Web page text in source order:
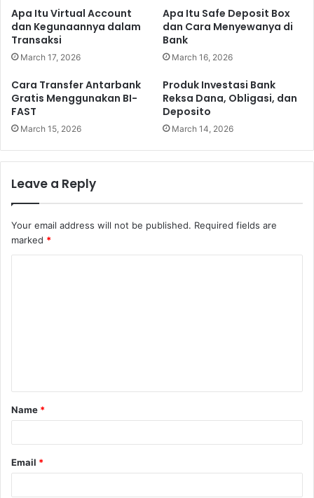
Apa Itu Virtual Account
dan Kegunaannya dalam
Transaksi
March 17, 2026
Apa Itu Safe Deposit Box
dan Cara Menyewanya di
Bank
March 16, 2026
Cara Transfer Antarbank
Gratis Menggunakan BI-
FAST
March 15, 2026
Produk Investasi Bank
Reksa Dana, Obligasi, dan
Deposito
March 14, 2026
Leave a Reply
Your email address will not be published. Required fields are
marked *
t
*
Name *
Email *